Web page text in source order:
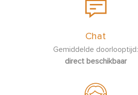
Chat
Gemiddelde doorlooptijd:
direct beschikbaar